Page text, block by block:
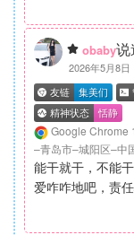
obaby说
2026年5月8日
Google Chrome
–青岛市–城阳区–中
能干就干，不能干
爱咋咋地吧，责